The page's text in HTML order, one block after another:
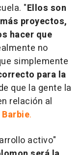
"Ellos son
proyectos,
hacer que
no
simplemente
para la
que la gente la
relación al
.
activo"